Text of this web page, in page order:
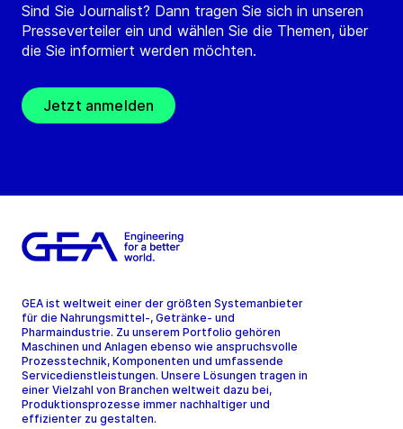
Sind Sie Journalist? Dann tragen Sie sich in unseren
Presseverteiler ein und wählen Sie die Themen, über
die Sie informiert werden möchten.
Jetzt anmelden
GEA ist weltweit einer der größten Systemanbieter
für die Nahrungsmittel-, Getränke- und
Pharmaindustrie. Zu unserem Portfolio gehören
Maschinen und Anlagen ebenso wie anspruchsvolle
Prozesstechnik, Komponenten und umfassende
Servicedienstleistungen. Unsere Lösungen tragen in
einer Vielzahl von Branchen weltweit dazu bei,
Produktionsprozesse immer nachhaltiger und
effizienter zu gestalten.